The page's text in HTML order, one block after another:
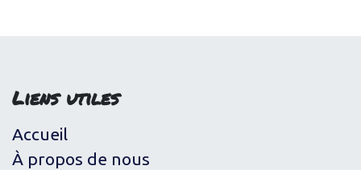
Liens utiles
Accueil
À propos de nous